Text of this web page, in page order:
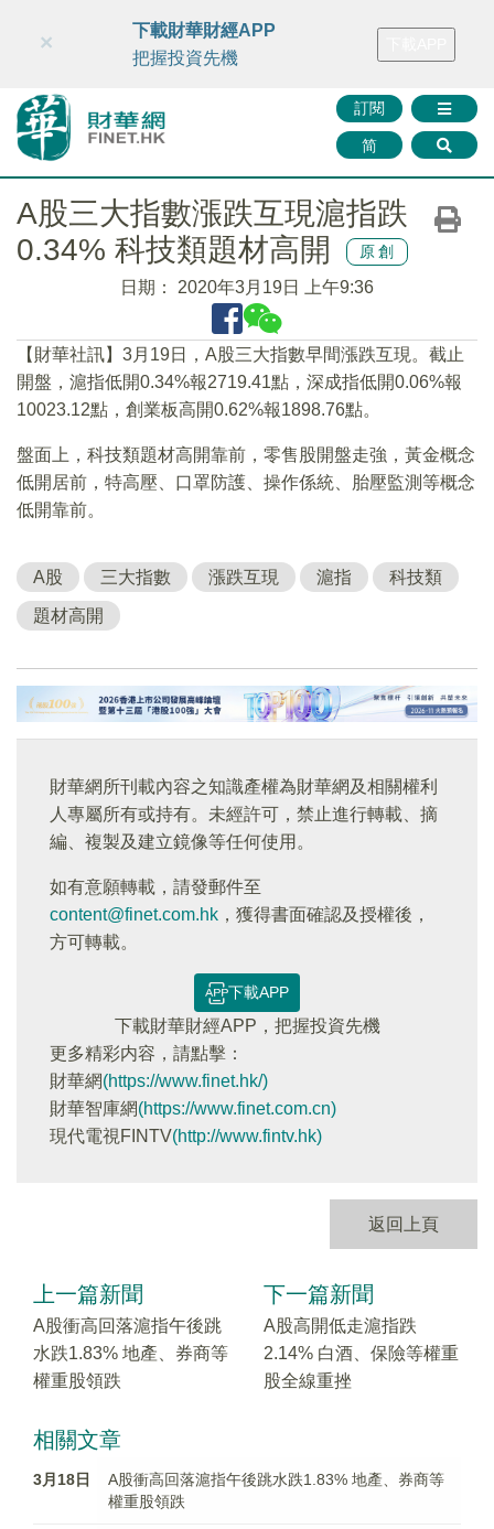
財華智庫網 FINTV FINMETA 財華證券 媒體矩陣
訂閱
简
×
下載財華財經APP
把握投資先機
A股三大指數漲跌互現滬指跌
0.34% 科技類題材高開
原創
日期： 2020年3月19日 上午9:36
【財華社訊】3月19日，A股三大指數早間漲跌互現。截止
開盤，滬指低開0.34%報2719.41點，深成指低開0.06%報
10023.12點，創業板高開0.62%報1898.76點。
盤面上，科技類題材高開靠前，零售股開盤走強，黃金概念
低開居前，特高壓、口罩防護、操作係統、胎壓監測等概念
低開靠前。
A股 三大指數 漲跌互現 滬指 科技類
題材高開
財華網所刊載內容之知識產權為財華網及相關權利
人專屬所有或持有。未經許可，禁止進行轉載、摘
編、複製及建立鏡像等任何使用。
如有意願轉載，請發郵件至
content@finet.com.hk ，獲得書面確認及授權後，
方可轉載。
下載APP
下載財華財經APP，把握投資先機
更多精彩内容，請點擊：
財華網(https://www.finet.hk/)
財華智庫網(https://www.finet.com.cn)
現代電視FINTV(http://www.fintv.hk)
返回上頁
上一篇新聞
A股衝高回落滬指午後跳
水跌1.83% 地產、券商等
權重股領跌
下一篇新聞
A股高開低走滬指跌
2.14% 白酒、保險等權重
股全線重挫
相關文章
3月18日
A股衝高回落滬指午後跳水跌1.83% 地產、券商等
權重股領跌